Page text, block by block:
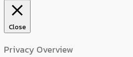
Close
Privacy Overview